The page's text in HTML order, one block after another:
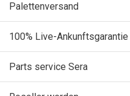
Palettenversand
100% Live-Ankunftsgarantie
Parts service Sera